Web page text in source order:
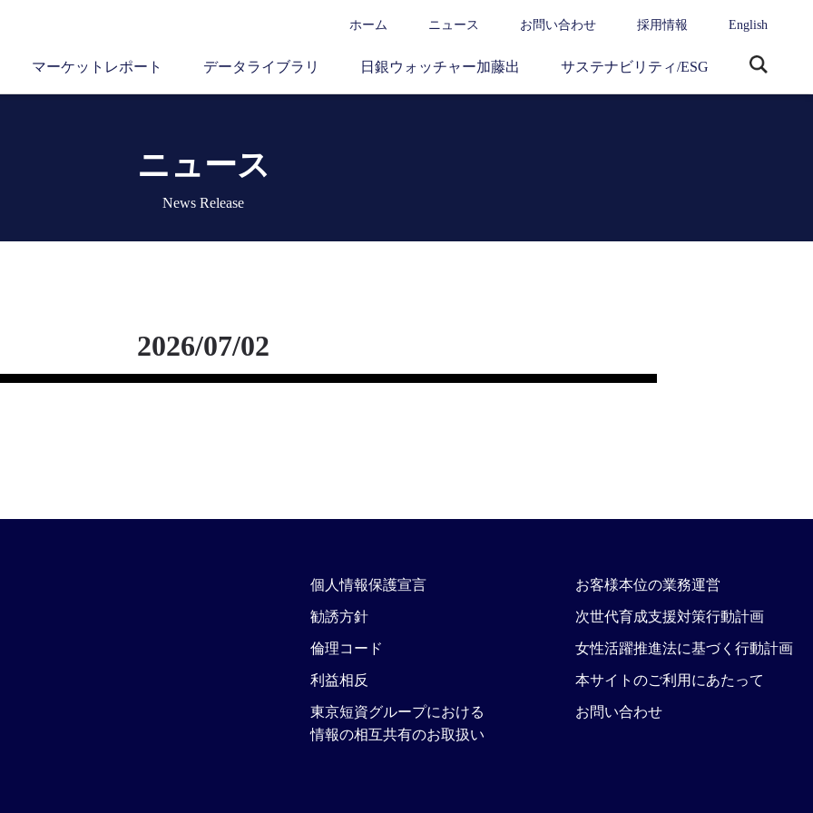
ホーム ニュース お問い合わせ 採用情報 English
マーケットレポート データライブラリ 日銀ウォッチャー加藤出 サステナビリティ/ESG
ニュース
News Release
2026/07/02
個人情報保護宣言
勧誘方針
倫理コード
利益相反
東京短資グループにおける
情報の相互共有のお取扱い
お客様本位の業務運営
次世代育成支援対策行動計画
女性活躍推進法に基づく行動計画
本サイトのご利用にあたって
お問い合わせ